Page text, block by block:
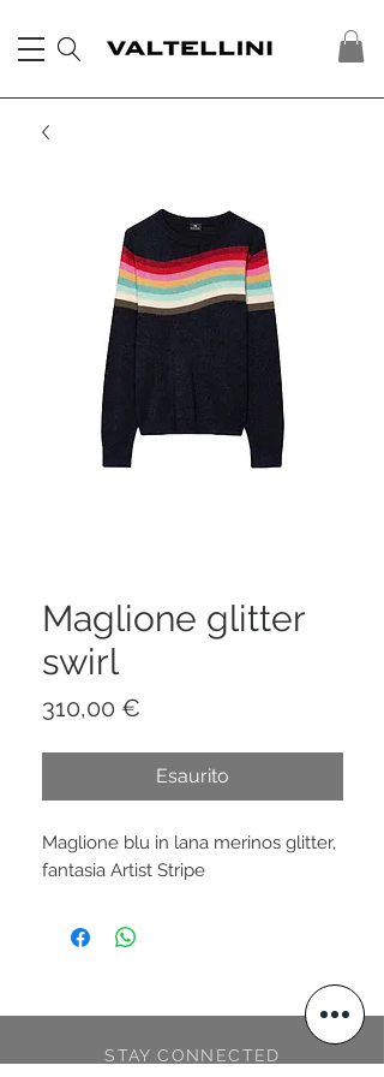
Maglione glitter
swirl
310,00 €
Esaurito
Maglione blu in lana merinos glitter,
fantasia Artist Stripe
STAY CONNECTED